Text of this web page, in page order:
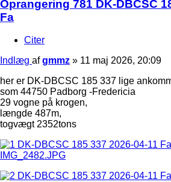
Oprangering 781 DK-DBCSC
Fa
Citer
Indlæg afgmmz » 11 maj 2026, 20:09
her er DK-DBCSC 185 337 lige
som 44750 Padborg -Fredericia
29 vogne på krogen,
længde 487m,
togvægt 2352tons